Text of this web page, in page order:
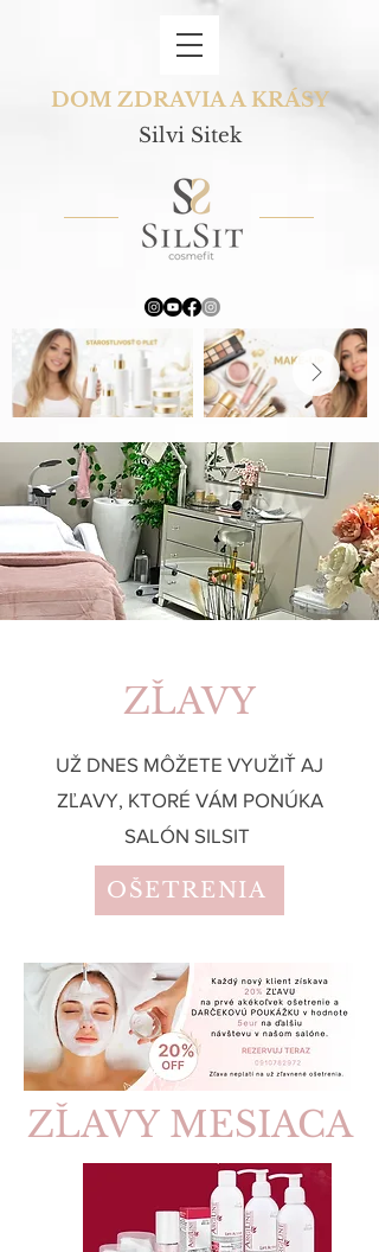
DOM ZDRAVIA A KRÁSY
Silvi Sitek
ZĽAVY
UŽ DNES MÔŽETE VYUŽIŤ AJ
ZĽAVY, KTORÉ VÁM PONÚKA
SALÓN SILSIT
OŠETRENIA
ZĽAVY MESIACA